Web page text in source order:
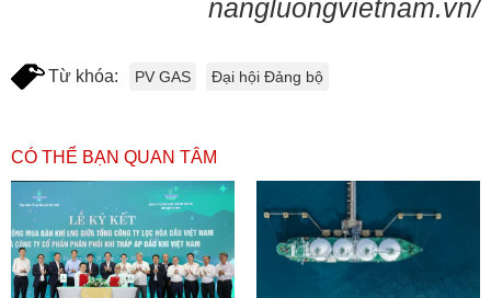
nangluongvietnam.vn/
Từ khóa: PV GAS Đại hội Đảng bộ
CÓ THỂ BẠN QUAN TÂM